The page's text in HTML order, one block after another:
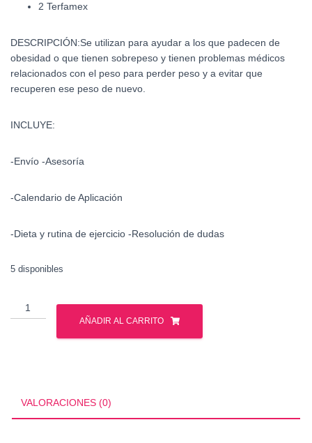
2 Terfamex
DESCRIPCIÓN:Se utilizan para ayudar a los que padecen de
obesidad o que tienen sobrepeso y tienen problemas médicos
relacionados con el peso para perder peso y a evitar que
recuperen ese peso de nuevo.
INCLUYE:
-Envío -Asesoría
-Calendario de Aplicación
-Dieta y rutina de ejercicio -Resolución de dudas
5 disponibles
CONTROL
DE
AÑADIR AL CARRITO
VALORACIONES (0)